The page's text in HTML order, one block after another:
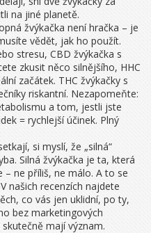
na jiné planetě.
žvýkačka není hračka – je
vědět, jak ho použít.
stresu, CBD žvýkačka s
zkusit něco silnějšího, HHC
začátek. THC žvýkačky s
riskantní. Nezapomeňte:
a tom, jestli jste
= rychlejší účinek. Plný
si myslí, že „silná“
Silná žvýkačka je ta, která
ne příliš, ne málo. A to se
našich recenzích najdete
co vás jen uklidní, po ty,
bez marketingových
mají význam.